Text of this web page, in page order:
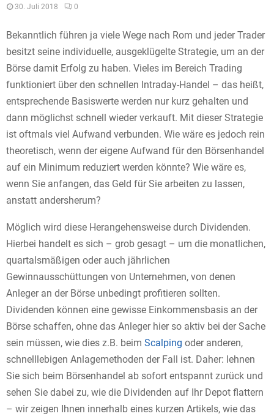
30. Juli 2018 0
Bekanntlich führen ja viele Wege nach Rom und jeder Trader
besitzt seine individuelle, ausgeklügelte Strategie, um an der
Börse damit Erfolg zu haben. Vieles im Bereich Trading
funktioniert über den schnellen Intraday-Handel – das heißt,
entsprechende Basiswerte werden nur kurz gehalten und
dann möglichst schnell wieder verkauft. Mit dieser Strategie
ist oftmals viel Aufwand verbunden. Wie wäre es jedoch rein
theoretisch, wenn der eigene Aufwand für den Börsenhandel
auf ein Minimum reduziert werden könnte? Wie wäre es,
wenn Sie anfangen, das Geld für Sie arbeiten zu lassen,
anstatt andersherum?
Möglich wird diese Herangehensweise durch Dividenden.
Hierbei handelt es sich – grob gesagt – um die monatlichen,
quartalsmäßigen oder auch jährlichen
Gewinnausschüttungen von Unternehmen, von denen
Anleger an der Börse unbedingt profitieren sollten.
Dividenden können eine gewisse Einkommensbasis an der
Börse schaffen, ohne das Anleger hier so aktiv bei der Sache
sein müssen, wie dies z.B. beim Scalping oder anderen,
schnelllebigen Anlagemethoden der Fall ist. Daher: lehnen
Sie sich beim Börsenhandel ab sofort entspannt zurück und
sehen Sie dabei zu, wie die Dividenden auf Ihr Depot flattern
– wir zeigen Ihnen innerhalb eines kurzen Artikels, wie das